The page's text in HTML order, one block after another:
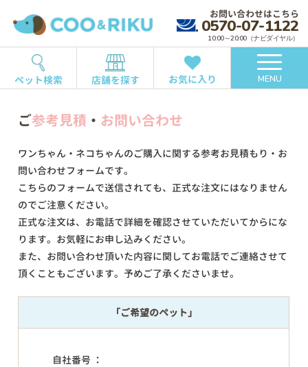
お問い合わせはこちら
0570-07-1122
10:00～20:00（ナビダイヤル）
ペット検索 店舗を探す お気に入り MENU
ご参考見積 ・ お問い合わせ
ワンちゃん・ネコちゃんのご購入に関する参考お見積もり・お
問い合わせフォームです。
こちらのフォームで送信されても、正式な注文にはなりません
のでご注意ください。
正式な注文は、お電話で詳細を確認させていただいてからにな
ります。お気軽にお申し込みください。
また、お問い合わせ頂いた内容に関してお電話でご連絡させて
頂くこともございます。予めご了承くださいませ。
「ご希望のペット」
自社番号 ：